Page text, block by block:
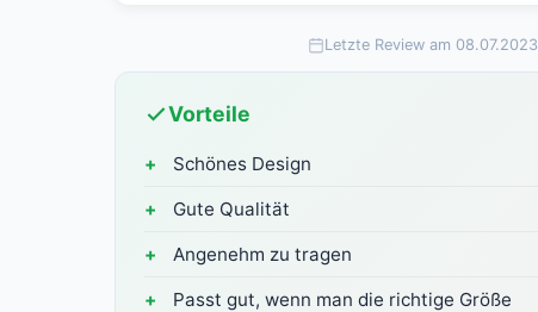
Letzte Review am 08.07.2023
Vorteile
Schönes Design
Gute Qualität
Angenehm zu tragen
Passt gut, wenn man die richtige Größe